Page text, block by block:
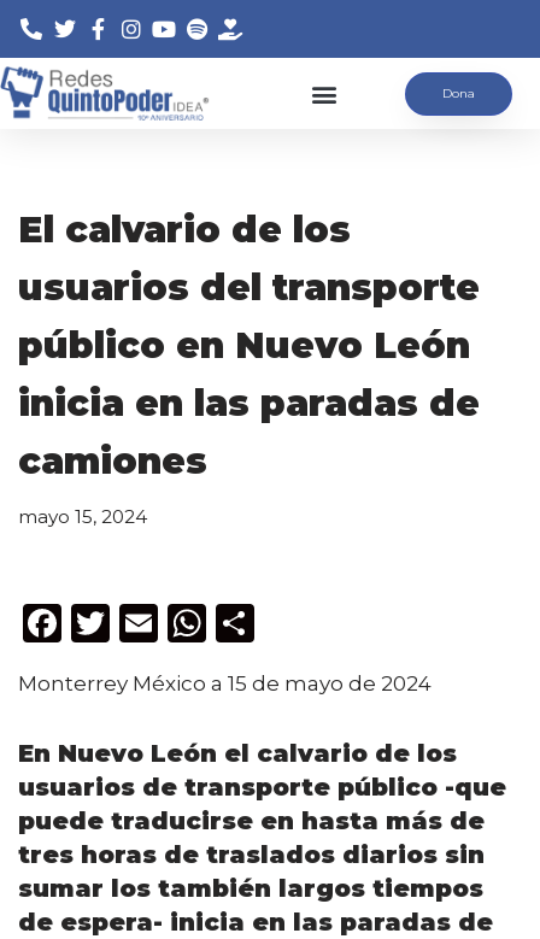
Saltar
al
Dona
El calvario de los
usuarios del transporte
público en Nuevo León
inicia en las paradas de
camiones
mayo 15, 2024
F
c
e
b
o
o
k
T
it
te
r
E
ai
W
a
ts
A
p
p
m
p
ar
ti
r
Monterrey México a 15 de mayo de 2024
En Nuevo León el calvario de los
usuarios de transporte público -que
puede traducirse en hasta más de
tres horas de traslados diarios sin
sumar los también largos tiempos
de espera- inicia en las paradas de